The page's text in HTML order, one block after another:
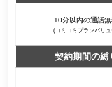
10分以内の通話
(コミコミプランバリ
契約期間の縛